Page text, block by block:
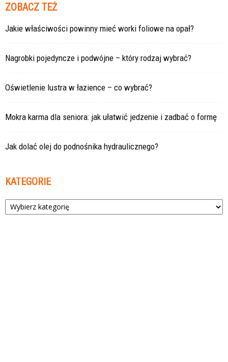
ZOBACZ TEŻ
Jakie właściwości powinny mieć worki foliowe na opał?
Nagrobki pojedyncze i podwójne – który rodzaj wybrać?
Oświetlenie lustra w łazience – co wybrać?
Mokra karma dla seniora: jak ułatwić jedzenie i zadbać o formę
Jak dolać olej do podnośnika hydraulicznego?
KATEGORIE
Kategorie